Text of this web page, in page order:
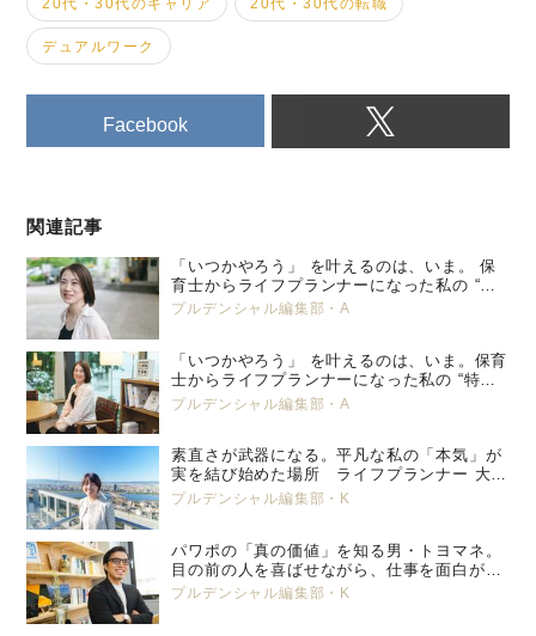
20代・30代のキャリア 20代・30代の転職
デュアルワーク
Facebook
関連記事
「いつかやろう」 を叶えるのは、いま。 保
育士からライフプランナーになった私の “特
別養子縁組” という選択。 プルデンシャル
プルデンシャル編集部・A
「いつかやろう」 を叶えるのは、いま。保育
士からライフプランナーになった私の “特別
養子縁組” という選択。 プルデンシャル生
プルデンシャル編集部・A
素直さが武器になる。平凡な私の「本気」が
実を結び始めた場所 ライフプランナー 大塚
美那
プルデンシャル編集部・K
パワポの「真の価値」を知る男・トヨマネ。
目の前の人を喜ばせながら、仕事を面白がっ
ていく
プルデンシャル編集部・K